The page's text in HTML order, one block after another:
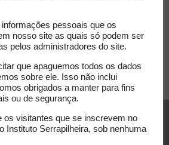
pessoais que os
nosso site as quais só podem ser
pelos administradores do site.
que apaguemos todos os dados
sobre ele. Isso não inclui
obrigados a manter para fins
ou de segurança.
os visitantes que se inscrevem no
Instituto Serrapilheira, sob nenhuma